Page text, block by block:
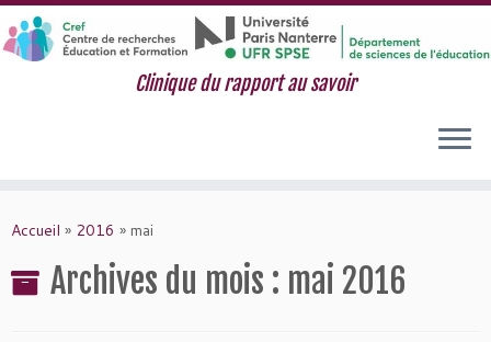
au
Clinique du rapport au savoir
Accueil » 2016 » mai
Archives du mois : mai 2016